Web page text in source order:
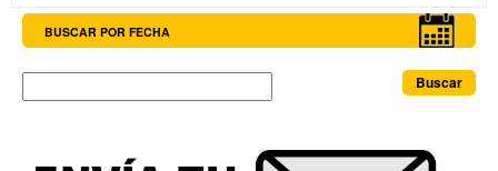
BUSCAR POR FECHA